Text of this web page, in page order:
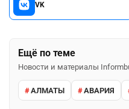
VK
Ещё по теме
Новости и материалы
АЛМАТЫ АВАРИЯ